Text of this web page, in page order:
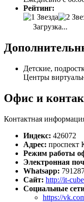
Рейтинг:
Загрузка...
Детские,
Центры
Офис и
Контактная
Индекс: 426072
Адрес: проспект
Режим работы
Электронная
Whatsapp:
Сайт: http://it-
Социальные
https://